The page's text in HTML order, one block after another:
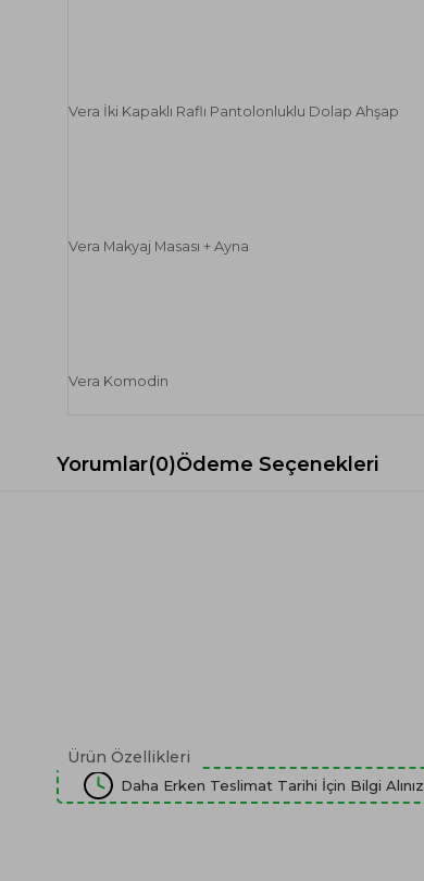
Vera İki Kapaklı Raflı Pantolonluklu Dolap Ahşap
Vera Makyaj Masası + Ayna
Vera Komodin
Yorumlar(0)Ödeme Seçenekleri
Ürün Özellikleri
Daha Erken Teslimat Tarihi İçin Bilgi Alınız